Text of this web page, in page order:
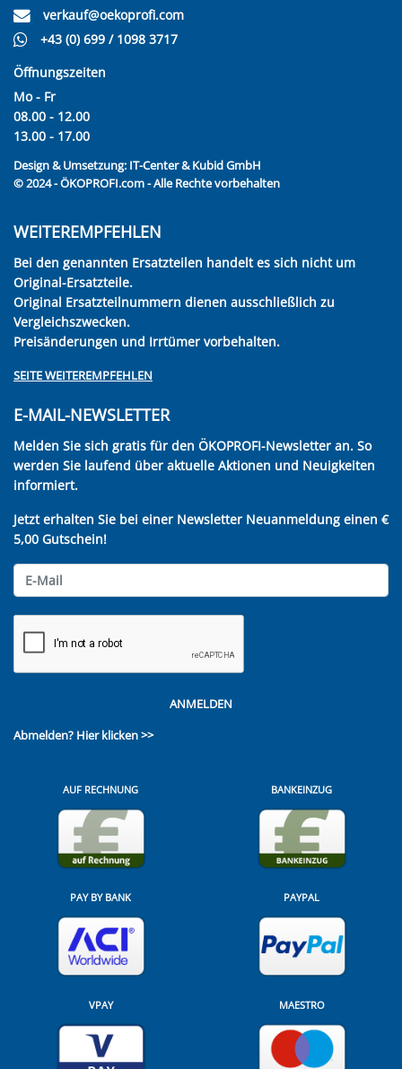
verkauf@oekoprofi.com
+43 (0) 699 / 1098 3717
Öffnungszeiten
Mo - Fr
08.00 - 12.00
13.00 - 17.00
Design & Umsetzung: IT-Center & Kubid GmbH
© 2024 - ÖKOPROFI.com - Alle Rechte vorbehalten
WEITEREMPFEHLEN
Bei den genannten Ersatzteilen handelt es sich nicht um
Original-Ersatzteile.
Original Ersatzteilnummern dienen ausschließlich zu
Vergleichszwecken.
Preisänderungen und Irrtümer vorbehalten.
SEITE WEITEREMPFEHLEN
E-MAIL-NEWSLETTER
Melden Sie sich gratis für den ÖKOPROFI-Newsletter an. So
werden Sie laufend über aktuelle Aktionen und Neuigkeiten
informiert.
Jetzt erhalten Sie bei einer Newsletter Neuanmeldung einen €
5,00 Gutschein!
ANMELDEN
Abmelden? Hier klicken >>
AUF RECHNUNG BANKEINZUG
PAY BY BANK PAYPAL
VPAY MAESTRO